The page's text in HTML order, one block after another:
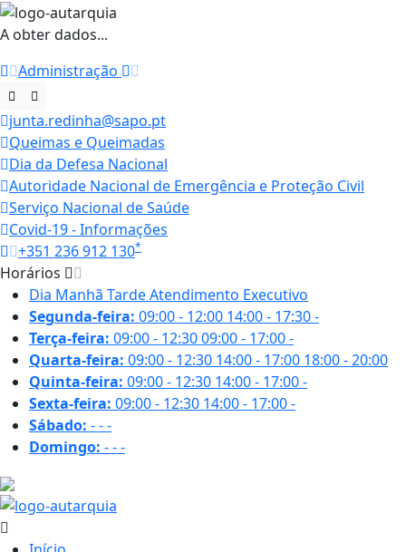
A obter dados...
Administração
junta.redinha@sapo.pt
Queimas e Queimadas
Dia da Defesa Nacional
Autoridade Nacional de Emergência e Proteção Civil
Serviço Nacional de Saúde
Covid-19 - Informações
+351 236 912 130*
Horários
Dia Manhã TardeAtendimento Executivo
Segunda-feira: 09:00 - 12:00 14:00 - 17:30-
Terça-feira: 09:00 - 12:3009:00 - 17:00-
Quarta-feira: 09:00 - 12:30 14:00 - 17:00 18:00 - 20:00
Quinta-feira: 09:00 - 12:30 14:00 - 17:00-
Sexta-feira: 09:00 - 12:30 14:00 - 17:00-
Sábado: ---
Domingo: ---